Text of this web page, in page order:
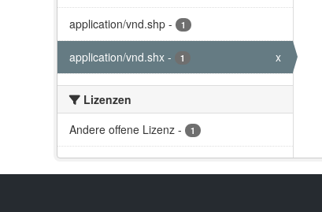
application/vnd.shp - 1
application/vnd.shx - 1 x
Lizenzen
Andere offene Lizenz - 1